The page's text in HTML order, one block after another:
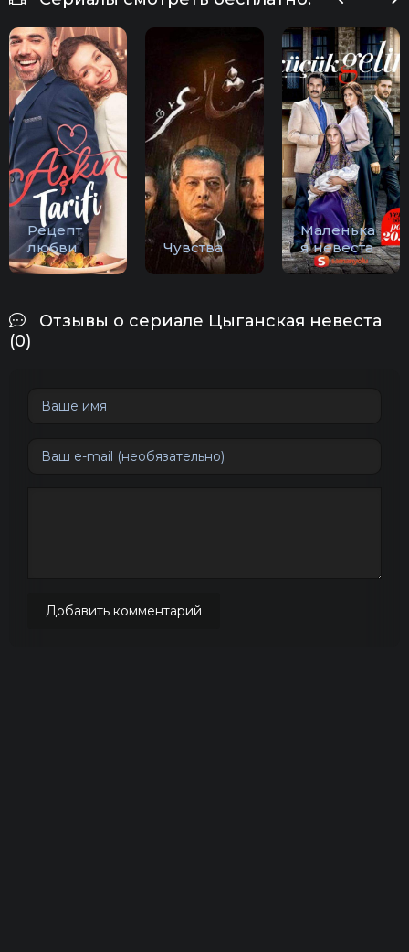
Рецепт
любви
Чувства
Маленька
я невеста
Отзывы о сериале Цыганская невеста
(0)
Добавить комментарий